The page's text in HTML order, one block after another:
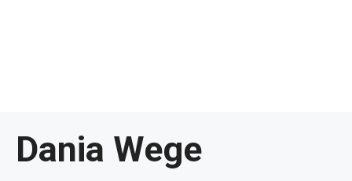
Dania Wege